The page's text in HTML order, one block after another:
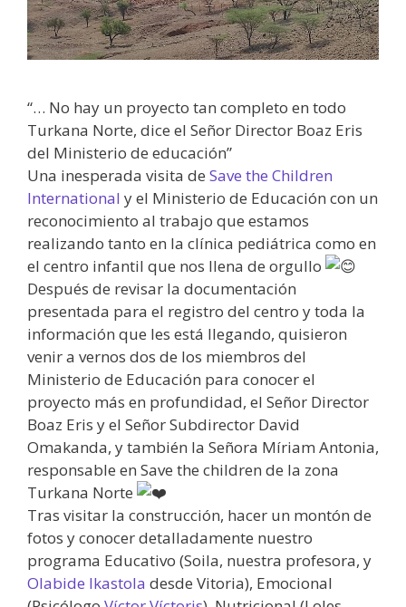
“… No hay un proyecto tan completo en todo
Turkana Norte, dice el Señor Director Boaz Eris
del Ministerio de educación”
Una inesperada visita de Save the Children
International y el Ministerio de Educación con un
reconocimiento al trabajo que estamos
realizando tanto en la clínica pediátrica como en
el centro infantil que nos llena de orgullo
Después de revisar la documentación
presentada para el registro del centro y toda la
información que les está llegando, quisieron
venir a vernos dos de los miembros del
Ministerio de Educación para conocer el
proyecto más en profundidad, el Señor Director
Boaz Eris y el Señor Subdirector David
Omakanda, y también la Señora Míriam Antonia,
responsable en Save the children de la zona
Turkana Norte
Tras visitar la construcción, hacer un montón de
fotos y conocer detalladamente nuestro
programa Educativo (Soila, nuestra profesora, y
Olabide Ikastola desde Vitoria), Emocional